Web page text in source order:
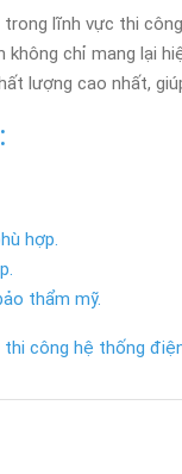
lĩnh vực thi
không chỉ mang lại
lượng cao nhất,
hợp.
thẩm mỹ.
thi công hệ thống